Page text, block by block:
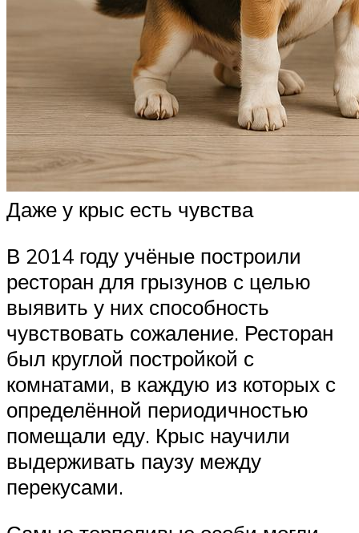
Даже у крыс есть чувства
В 2014 году учёные построили
ресторан для грызунов с целью
выявить у них способность
чувствовать сожаление. Ресторан
был круглой постройкой с
комнатами, в каждую из которых с
определённой периодичностью
помещали еду. Крыс научили
выдерживать паузу между
перекусами.